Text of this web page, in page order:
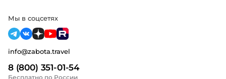
8 (800) 351-01-54
Бесплатно по России
info@zabota.travel
Мы в соцсетях